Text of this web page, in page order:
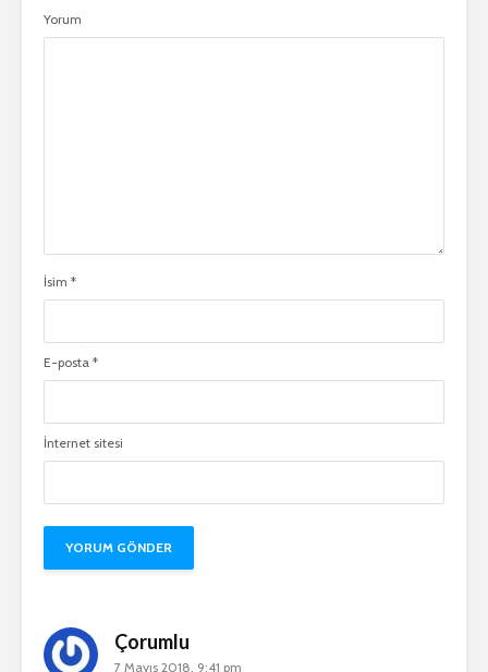
Yorum
İsim *
E-posta *
İnternet sitesi
Çorumlu
7 Mayıs 2018, 9:41 pm